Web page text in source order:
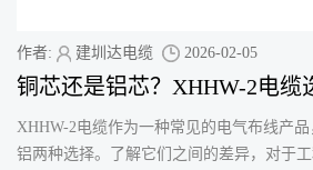
作者: 建圳达电缆 2026-02-05
铜芯还是铝芯？XHHW-2电缆
XHHW-2电缆作为一种常见的电气布线产
铝两种选择。了解它们之间的差异，对于工